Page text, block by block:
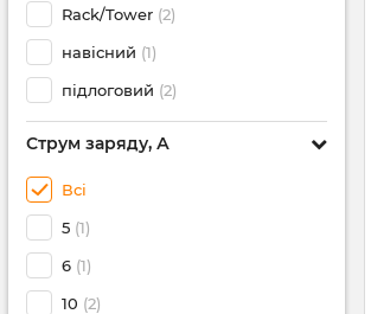
Rack/Tower (2)
навісний (1)
підлоговий (2)
Струм заряду, А
Всі
5 (1)
6 (1)
10 (2)